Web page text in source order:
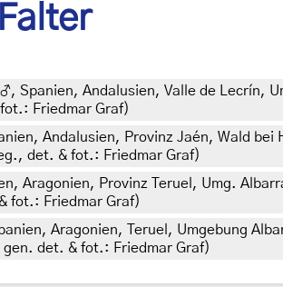
Spanien, Andalusien, Valle de Lecrín,
Friedmar Graf)
Andalusien, Provinz Jaén, Wald
det. & fot.: Friedmar Graf)
Aragonien, Provinz Teruel, Umg.
fot.: Friedmar Graf)
Aragonien, Teruel, Umgebung
gen. det. & fot.: Friedmar Graf)